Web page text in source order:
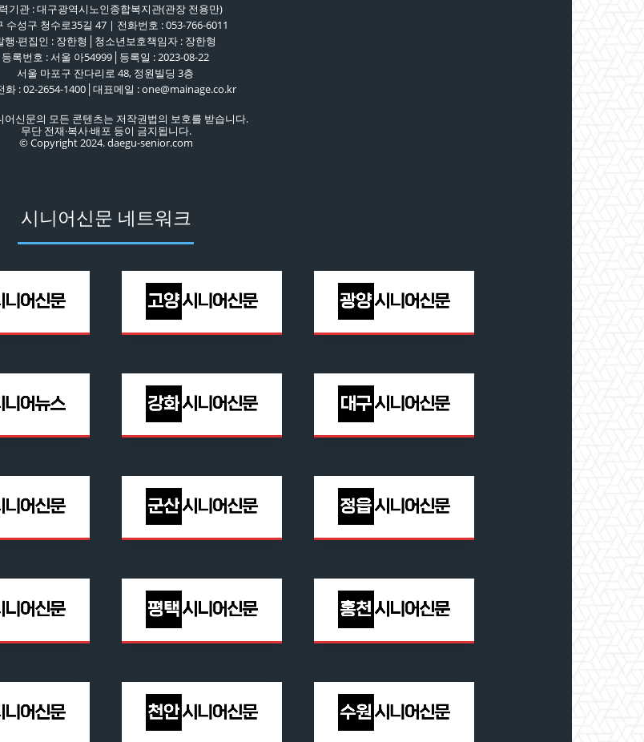
기관 : 대구광역시노인종합복지관(관장 전용만)
수성구 청수로35길 47 | 전화번호 : 053-766-6011
행·편집인 : 장한형│청소년보호책임자 : 장한형
등록번호 : 서울 아54999│등록일 : 2023-08-22
서울 마포구 잔다리로 48, 정원빌딩 3층
화 : 02-2654-1400│대표메일 : one@mainage.co.kr
어신문의 모든 콘텐츠는 저작권법의 보호를 받습니다.
무단 전재·복사·배포 등이 금지됩니다.
© Copyright 2024. daegu-senior.com
시니어신문 네트워크